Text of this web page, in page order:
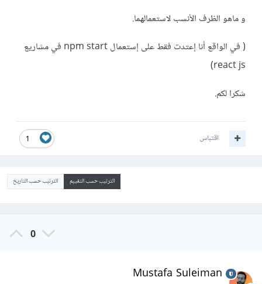
و ماهو الظرف الأنسب لاستعمالهما.
( في الواقع أنا إعتدت فقط على إستعمال npm start في مشاريع
react js)
شكرا لكم.
1 اقتباس
الترتيب حسب التقييم الترتيب حسب التاريخ
0
Mustafa Suleiman